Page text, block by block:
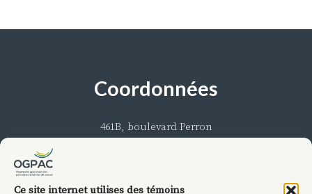
Ce site internet utilises des témoins
Coordonnées
461B, boulevard Perron